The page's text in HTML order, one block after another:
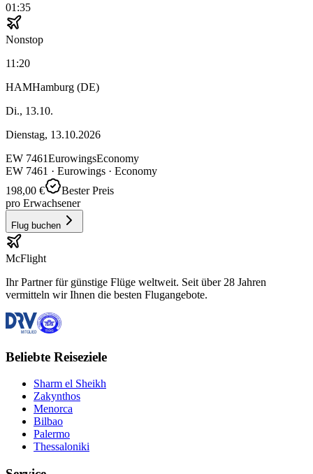
01:35
Nonstop
11:20
HAMHamburg (DE)
Di., 13.10.
Dienstag, 13.10.2026
EW 7461EurowingsEconomy
EW 7461 · Eurowings · Economy
198,00 €
Bester Preis
pro Erwachsener
Flug buchen
McFlight
Ihr Partner für günstige Flüge weltweit. Seit über 28 Jahren
vermitteln wir Ihnen die besten Flugangebote.
Beliebte Reiseziele
Sharm el Sheikh
Zakynthos
Menorca
Bilbao
Palermo
Thessaloniki